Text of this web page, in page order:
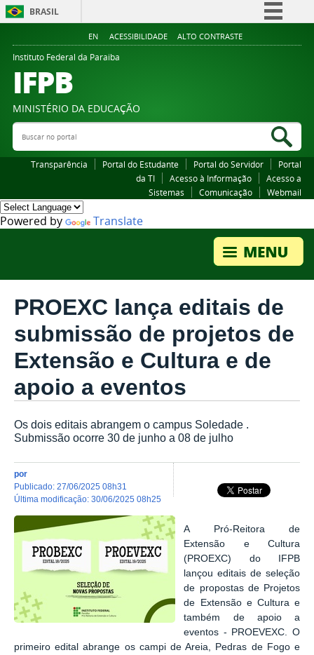
BRASIL
Simplifique!
Legislação
EN ACESSIBILIDADE ALTO CONTRASTE
Instituto Federal da Paraiba
IFPB
MINISTÉRIO DA EDUCAÇÃO
Buscar no portal
Transparência Portal do Estudante Portal do Servidor
Portal
da TI
Acesso à Informação
Acesso a
Sistemas
Comunicação Webmail
Powered by Translate
PROEXC lança editais de
submissão de projetos de
Extensão e Cultura e de
apoio a eventos
Os dois editais abrangem o campus Soledade .
Submissão ocorre 30 de junho a 08 de julho
por
publicado: 27/06/2025 08h31
última modificação: 30/06/2025 08h25
A Pró-Reitora de
Extensão e Cultura
(PROEXC) do IFPB
lançou editais de seleção
de propostas de Projetos
de Extensão e Cultura e
também de apoio a
eventos - PROEVEXC. O
primeiro edital abrange os campi de Areia, Pedras de Fogo e